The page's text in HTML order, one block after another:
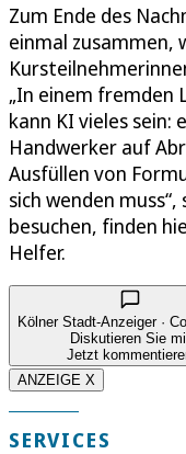
Zum Ende des
einmal zusammen,
„In einem fremden
kann KI vieles sein:
Handwerker auf
Ausfüllen von
sich wenden
besuchen, finden
Helfer.
Kölner Stadt-Anzeiger ·
Diskutieren Sie
Jetzt
ANZEIGE X
SERVICES